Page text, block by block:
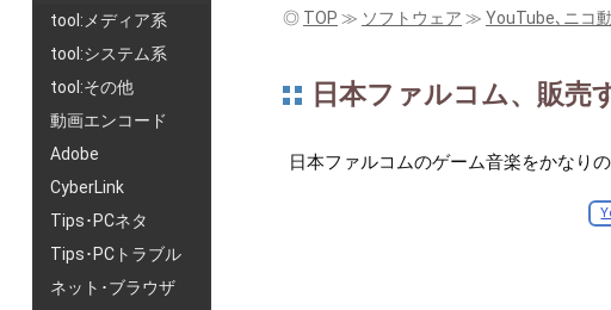
tool:メディア系
tool:システム系
tool:その他
動画エンコード
Adobe
CyberLink
Tips･PCネタ
Tips･PCトラブル
ネット･ブラウザ
◎ TOP ≫ ソフトウェア ≫ YouTube､ニコ
日本ファルコム、販売
日本ファルコムのゲーム音楽をかなり